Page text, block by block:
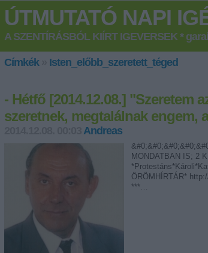
ÚTMUTATÓ NAPI
A SZENTÍRÁSBÓL KIÍRT IGEVERSEK *
Címkék» Isten_előbb_szeretett_téged
- Hétfő [2014.12.08.] "Szeretem
szeretnek, megtalálnak engem,
Andreas
MONDATBAN IS; 2
ÖRÖMHÍRTÁR*
***…